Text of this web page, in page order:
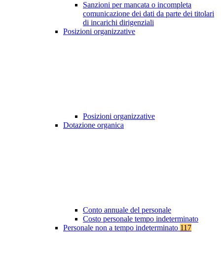
Sanzioni per mancata o incompleta
comunicazione dei dati da parte dei titolari
di incarichi dirigenziali
Posizioni organizzative
Posizioni organizzative
Dotazione organica
Conto annuale del personale
Costo personale tempo indeterminato
Personale non a tempo indeterminato 117